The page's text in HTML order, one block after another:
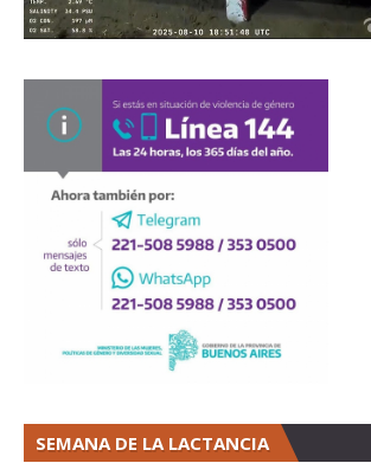
SEMANA DE LA LACTANCIA